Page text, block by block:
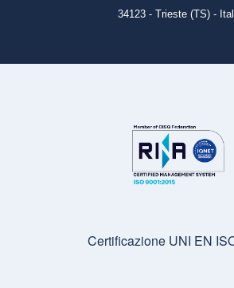
34123 - Trieste (TS) -
Certificazione UNI EN